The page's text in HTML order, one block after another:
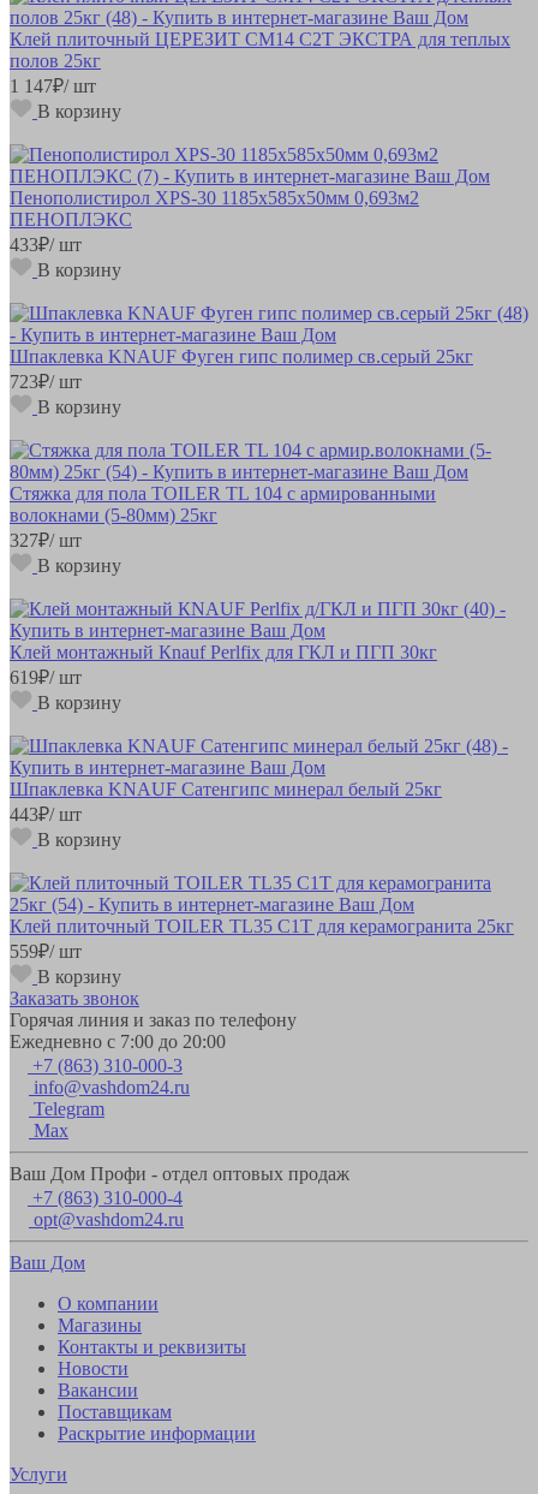
Клей плиточный ЦЕРЕЗИТ СМ14 C2T ЭКСТРА для теплых
полов 25кг
1 147₽/ шт
В корзину
Пенополистирол XPS-30 1185х585х50мм 0,693м2
ПЕНОПЛЭКС
433₽/ шт
В корзину
Шпаклевка KNAUF Фуген гипс полимер св.серый 25кг
723₽/ шт
В корзину
Стяжка для пола TOILER TL 104 с армированными
волокнами (5-80мм) 25кг
327₽/ шт
В корзину
Клей монтажный Кnauf Perlfix для ГКЛ и ПГП 30кг
619₽/ шт
В корзину
Шпаклевка KNAUF Сатенгипс минерал белый 25кг
443₽/ шт
В корзину
Клей плиточный TOILER TL35 С1Т для керамогранита 25кг
559₽/ шт
В корзину
Заказать звонок
Горячая линия и заказ по телефону
Ежедневно с 7:00 до 20:00
+7 (863) 310-000-3
info@vashdom24.ru
Telegram
Max
Ваш Дом Профи - отдел оптовых продаж
+7 (863) 310-000-4
opt@vashdom24.ru
Ваш Дом
О компании
Магазины
Контакты и реквизиты
Новости
Вакансии
Поставщикам
Раскрытие информации
Услуги